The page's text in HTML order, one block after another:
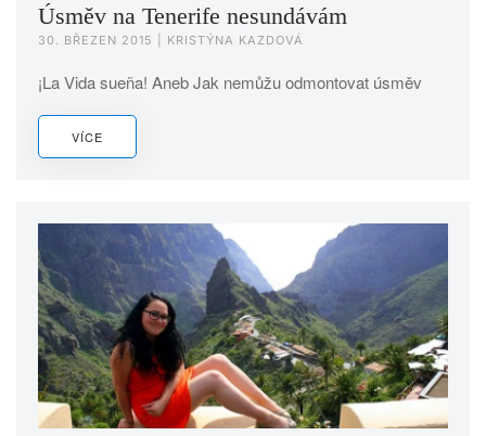
Úsměv na Tenerife nesundávám
30. BŘEZEN 2015 | KRISTÝNA KAZDOVÁ
¡La Vida sueña! Aneb Jak nemůžu odmontovat úsměv
VÍCE